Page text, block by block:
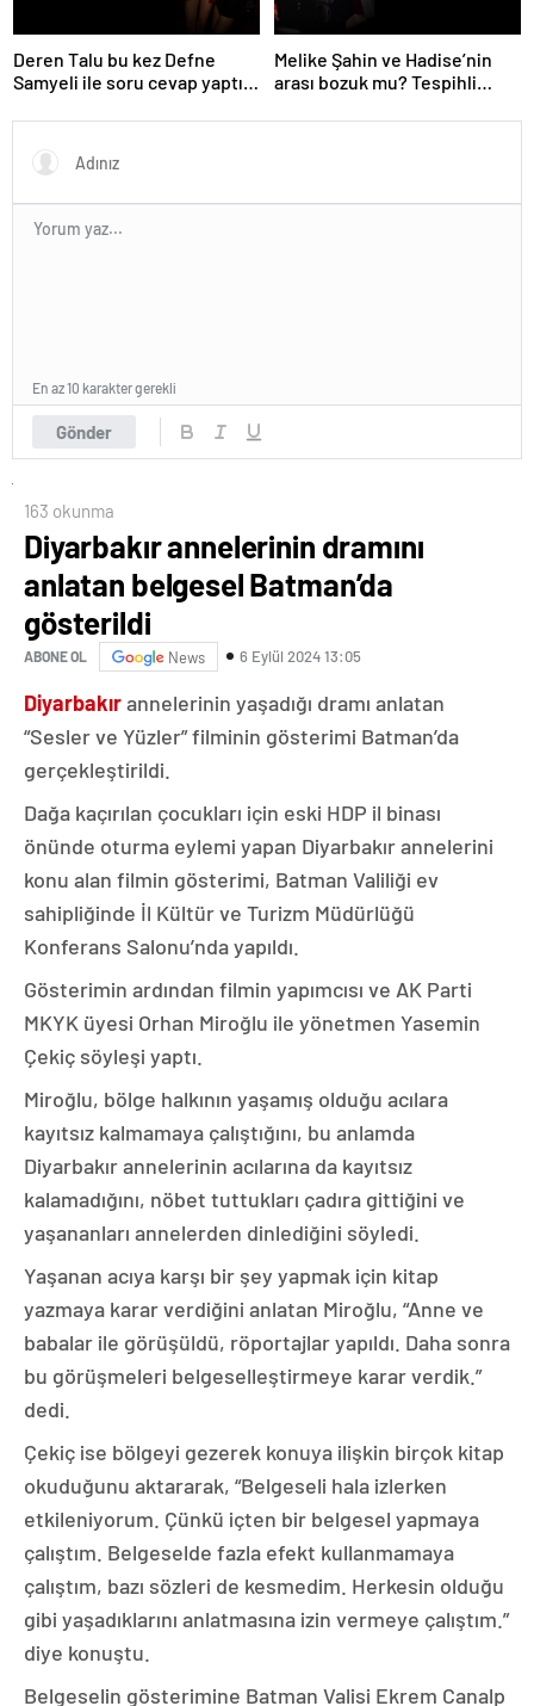
Deren Talu bu kez Defne
Samyeli ile soru cevap yaptı!
Melike Şahin ve Hadise’nin
arası bozuk mu? Tespihli
Gönder
En az 10 karakter gerekli
163 okunma
Diyarbakır annelerinin dramını
anlatan belgesel Batman’da
gösterildi
ABONE OL News 6 Eylül 2024 13:05
Diyarbakırannelerinin yaşadığı dramı anlatan
“Sesler ve Yüzler” filminin gösterimi Batman’da
gerçekleştirildi.
Dağa kaçırılan çocukları için eski HDP il binası
önünde oturma eylemi yapan Diyarbakır annelerini
konu alan filmin gösterimi, Batman Valiliği ev
sahipliğinde İl Kültür ve Turizm Müdürlüğü
Konferans Salonu’nda yapıldı.
Gösterimin ardından filmin yapımcısı ve AK Parti
MKYK üyesi Orhan Miroğlu ile yönetmen Yasemin
Çekiç söyleşi yaptı.
Miroğlu, bölge halkının yaşamış olduğu acılara
kayıtsız kalmamaya çalıştığını, bu anlamda
Diyarbakır annelerinin acılarına da kayıtsız
kalamadığını, nöbet tuttukları çadıra gittiğini ve
yaşananları annelerden dinlediğini söyledi.
Yaşanan acıya karşı bir şey yapmak için kitap
yazmaya karar verdiğini anlatan Miroğlu, “Anne ve
babalar ile görüşüldü, röportajlar yapıldı. Daha sonra
bu görüşmeleri belgeselleştirmeye karar verdik.”
dedi.
Çekiç ise bölgeyi gezerek konuya ilişkin birçok kitap
okuduğunu aktararak, “Belgeseli hala izlerken
etkileniyorum. Çünkü içten bir belgesel yapmaya
çalıştım. Belgeselde fazla efekt kullanmamaya
çalıştım, bazı sözleri de kesmedim. Herkesin olduğu
gibi yaşadıklarını anlatmasına izin vermeye çalıştım.”
diye konuştu.
Belgeselin gösterimine Batman Valisi Ekrem Canalp